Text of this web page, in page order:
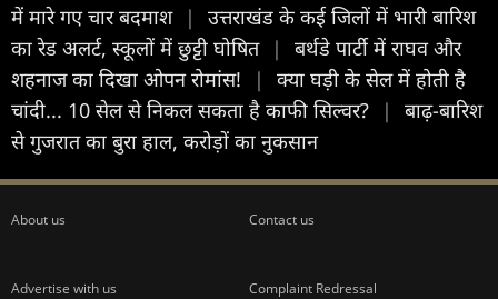
में मारे गए चार बदमाश |
उत्तराखंड के कई जिलों में भारी बारिश
का रेड अलर्ट, स्कूलों में छुट्टी घोषित |
बर्थडे पार्टी में राघव और
शहनाज का दिखा ओपन रोमांस!
|
क्या घड़ी के सेल में होती है
चांदी... 10 सेल से निकल सकता है काफी सिल्वर?
|
बाढ़-बारिश
से गुजरात का बुरा हाल, करोड़ों का नुकसान
About us Contact us
Advertise with us Complaint Redressal